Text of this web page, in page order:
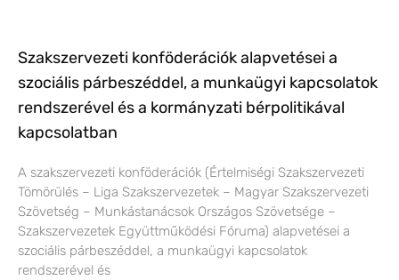
Szakszervezeti konföderációk alapvetései a
szociális párbeszéddel, a munkaügyi kapcsolatok
rendszerével és a kormányzati bérpolitikával
kapcsolatban
A szakszervezeti konföderációk (Értelmiségi Szakszervezeti
Tömörülés – Liga Szakszervezetek – Magyar Szakszervezeti
Szövetség – Munkástanácsok Országos Szövetsége –
Szakszervezetek Együttműködési Fóruma) alapvetései a
szociális párbeszéddel, a munkaügyi kapcsolatok
rendszerével és